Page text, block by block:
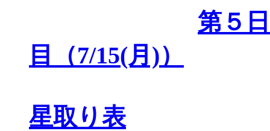
第５
目（7/15(月)）
星取り表